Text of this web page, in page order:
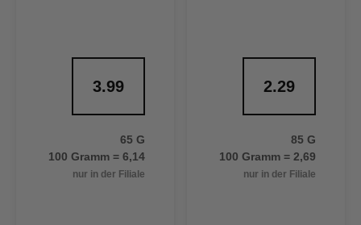
3.99
65 G
100 Gramm = 6,14
nur in der Filiale
2.29
85 G
100 Gramm = 2,69
nur in der Filiale